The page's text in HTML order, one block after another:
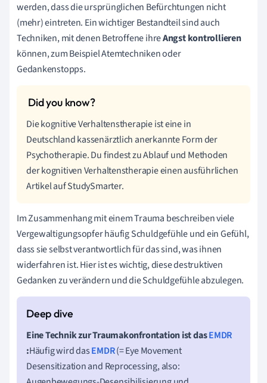
werden, dass die ursprünglichen Befürchtungen nicht
(mehr) eintreten. Ein wichtiger Bestandteil sind auch
Techniken, mit denen Betroffene ihreAngst kontrollieren
können, zum Beispiel Atemtechniken oder
Gedankenstopps.
Die kognitive Verhaltenstherapie ist eine in
Deutschland kassenärztlich anerkannte Form der
Psychotherapie. Du findest zu Ablauf und Methoden
der kognitiven Verhaltenstherapie einen ausführlichen
Artikel auf StudySmarter.
Im Zusammenhang mit einem Trauma beschreiben viele
Vergewaltigungsopfer häufig Schuldgefühle und ein Gefühl,
dass sie selbst verantwortlich für das sind, was ihnen
widerfahren ist. Hier ist es wichtig, diese destruktiven
Gedanken zu verändern und die Schuldgefühle abzulegen.
Eine Technik zur Traumakonfrontation ist dasEMDR
:Häufig wird dasEMDR(= Eye Movement
Desensitization and Reprocessing, also: